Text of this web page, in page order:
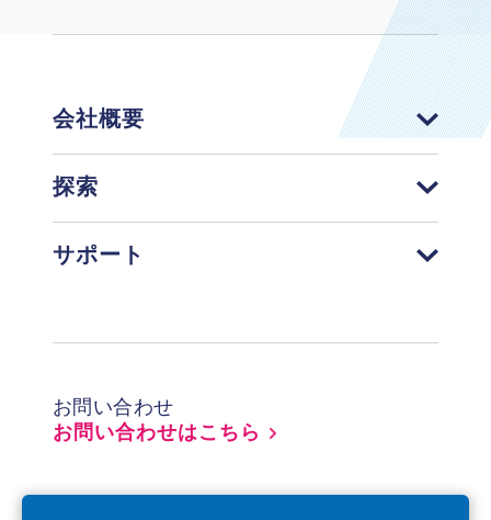
会社概要
探索
サポート
お問い合わせ
お問い合わせはこちら